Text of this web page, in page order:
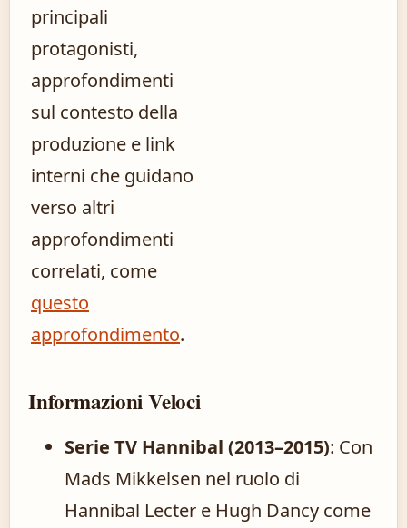
principali
protagonisti,
approfondimenti
sul contesto della
produzione e link
interni che guidano
verso altri
approfondimenti
correlati, come
questo
approfondimento.
Informazioni Veloci
Serie TV Hannibal (2013–2015): Con
Mads Mikkelsen nel ruolo di
Hannibal Lecter e Hugh Dancy come